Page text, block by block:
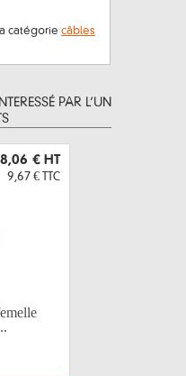
catégorie câbles
PAR L’UN
8,06 € HT
9,67 € TTC